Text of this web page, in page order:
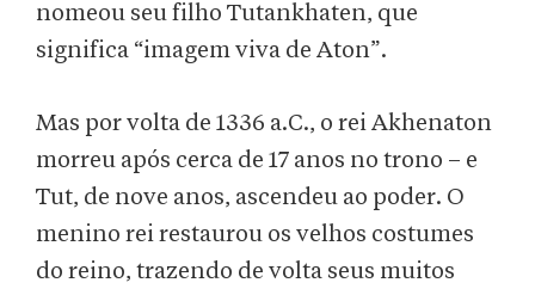
nomeou seu filho Tutankhaten, que
significa “imagem viva de Aton”.
Mas por volta de 1336 a.C., o rei Akhenaton
morreu após cerca de 17 anos no trono – e
Tut, de nove anos, ascendeu ao poder. O
menino rei restaurou os velhos costumes
do reino, trazendo de volta seus muitos